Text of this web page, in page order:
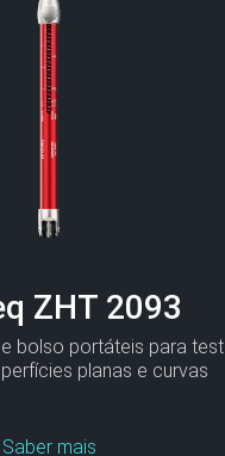
ZHT 2093
bolso portáteis para
planas e curvas
Saber mais